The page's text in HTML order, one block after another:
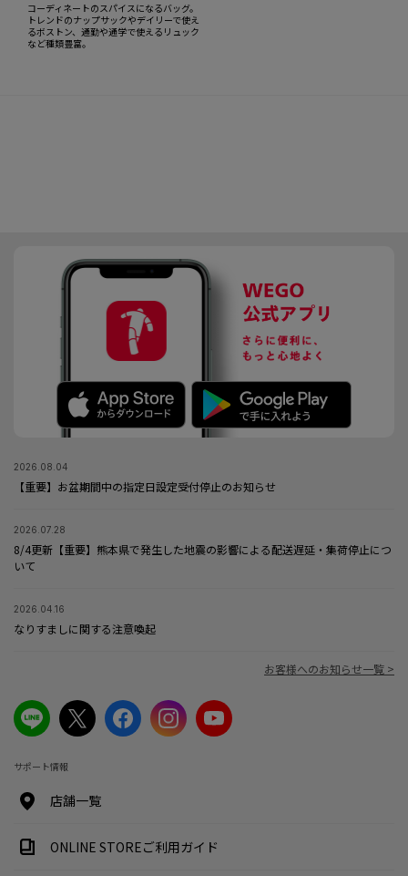
コーディネートのスパイスになるバッグ。
トレンドのナップサックやデイリーで使え
るボストン、通勤や通学で使えるリュック
など種類豊富。
2026.08.04
【重要】お盆期間中の指定日設定受付停止のお知らせ
2026.07.28
8/4更新【重要】熊本県で発生した地震の影響による配送遅延・集荷停止につ
いて
2026.04.16
なりすましに関する注意喚起
お客様へのお知らせ一覧 >
サポート情報
店舗一覧
ONLINE STOREご利用ガイド